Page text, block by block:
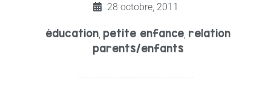
28 octobre, 2011
éducation petite enfance relation
parents/enfants